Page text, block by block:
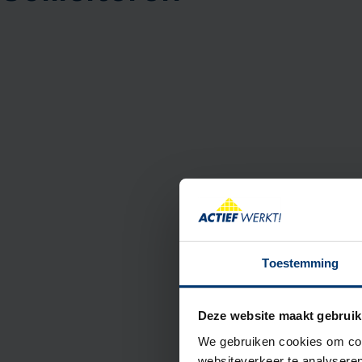
Toestemming
Deze website maakt
We gebruiken cookies om